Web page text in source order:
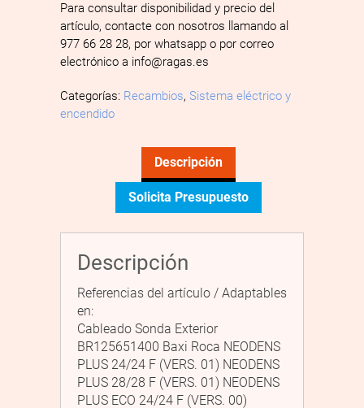
Para consultar disponibilidad y precio del
artículo, contacte con nosotros llamando al
977 66 28 28, por whatsapp o por correo
electrónico a info@ragas.es
Categorías: Recambios, Sistema eléctrico y
encendido
Descripción
Solicita Presupuesto
Descripción
Referencias del artículo / Adaptables
en:
Cableado Sonda Exterior
BR125651400 Baxi Roca NEODENS
PLUS 24/24 F (VERS. 01) NEODENS
PLUS 28/28 F (VERS. 01) NEODENS
PLUS ECO 24/24 F (VERS. 00)